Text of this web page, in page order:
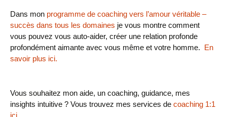
Dans mon programme de coaching vers l’amour véritable –
succès dans tous les domaines je vous montre comment
vous pouvez vous auto-aider, créer une relation profonde
profondément aimante avec vous même et votre homme. En
savoir plus ici.
Vous souhaitez mon aide, un coaching, guidance, mes
insights intuitive ? Vous trouvez mes services de coaching 1:1
ici.